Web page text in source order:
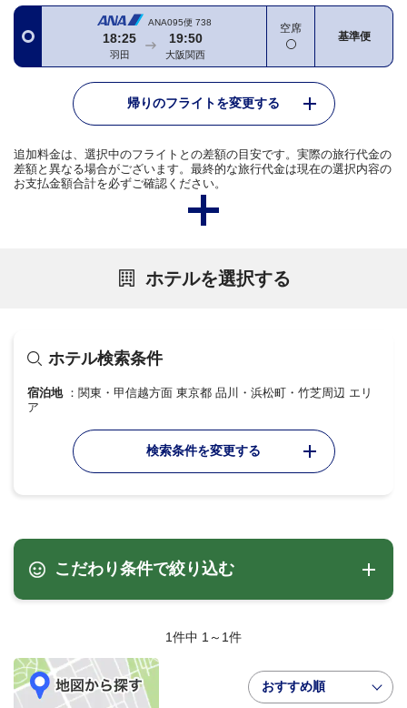
ANA095便 738
18:25
羽田
19:50
大阪関西
空席
基準便
帰りのフライトを変更する
追加料金は、選択中のフライトとの差額の目安です。実際の旅行代金の
差額と異なる場合がございます。最終的な旅行代金は現在の選択内容の
お支払金額合計を必ずご確認ください。
ホテルを選択する
ホテル検索条件
宿泊地
関東・甲信越方面 東京都 品川・浜松町・竹芝周辺 エリ
ア
検索条件を変更する
こだわり条件で絞り込む
1件中 1～1件
おすすめ順